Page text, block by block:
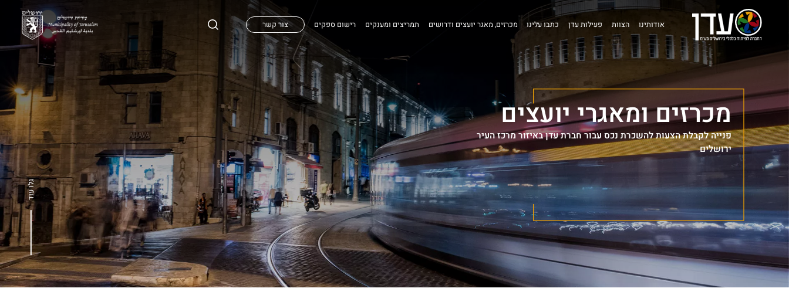
אודותינו הצוות פעילות עדן כתבו עלינו מכרזים, מאגר יועצים ודרושים תמריצים ומענקים רישום ספקים צור קשר
מכרזים ומאגרי יועצים
פנייה לקבלת הצעות להשכרת נכס עבור חברת עדן באיזור מרכז העיר
ירושלים
גלו עוד